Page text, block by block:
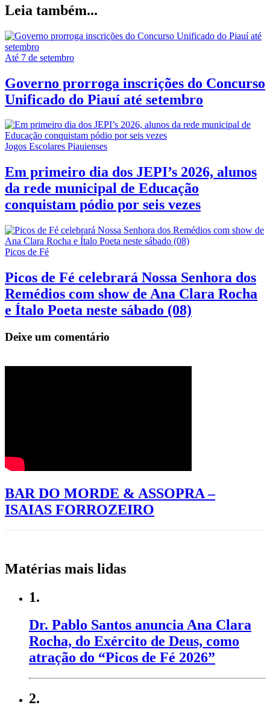
Leia também...
Até 7 de setembro
Governo prorroga inscrições do Concurso
Unificado do Piauí até setembro
Jogos Escolares Piauienses
Em primeiro dia dos JEPI’s 2026, alunos
da rede municipal de Educação
conquistam pódio por seis vezes
Picos de Fé
Picos de Fé celebrará Nossa Senhora dos
Remédios com show de Ana Clara Rocha
e Ítalo Poeta neste sábado (08)
Deixe um comentário
BAR DO MORDE & ASSOPRA –
ISAIAS FORROZEIRO
Matérias mais lidas
1.
Dr. Pablo Santos anuncia Ana Clara
Rocha, do Exército de Deus, como
atração do “Picos de Fé 2026”
2.